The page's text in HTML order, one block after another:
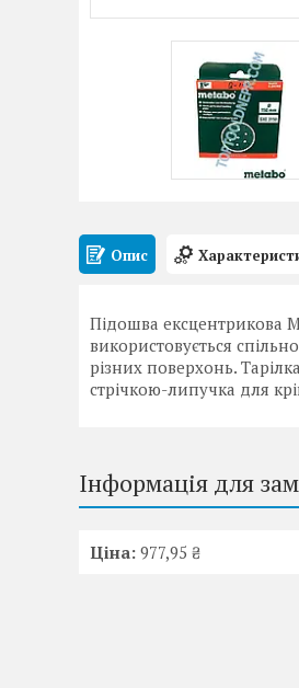
Опис
Підошва ексцентрикова
використовується
різних поверхонь.
стрічкою-липучка для
Інформація для
Ціна: 977,95 ₴